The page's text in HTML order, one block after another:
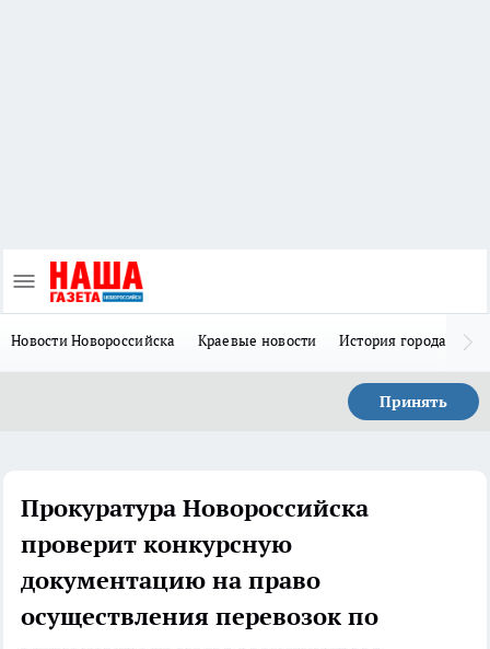
Новости Новороссийска Краевые новости История города Н
Принять
Прокуратура Новороссийска
проверит конкурсную
документацию на право
осуществления перевозок по